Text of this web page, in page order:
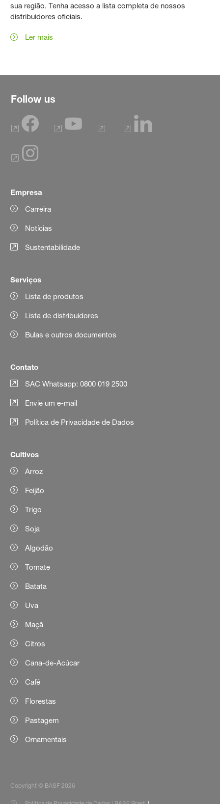
sua região. Tenha acesso a lista completa de nossos
distribuidores oficiais.
Ler mais
Follow us
Empresa
Carreira
Notícias
Sustentabilidade
Serviços
Lista de produtos
Lista de distribuidores
Bulas e outros documentos
Contato
SAC Whatsapp: 0800 019 2500
Envie um e-mail
Política de Privacidade de Dados
Cultivos
Arroz
Feijão
Trigo
Soja
Algodão
Tomate
Batata
Uva
Maçã
Citros
Cana-de-Acúcar
Café
Florestas
Pastagem
Ornamentais
Copyright © BASF 2026